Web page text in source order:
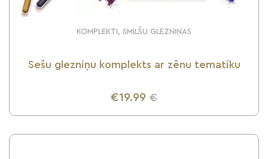
KOMPLEKTI, SMILŠU GLEZNIŅAS
Sešu glezniņu komplekts ar zēnu tematiku
€19.99 €
UZZINI VAIRĀK